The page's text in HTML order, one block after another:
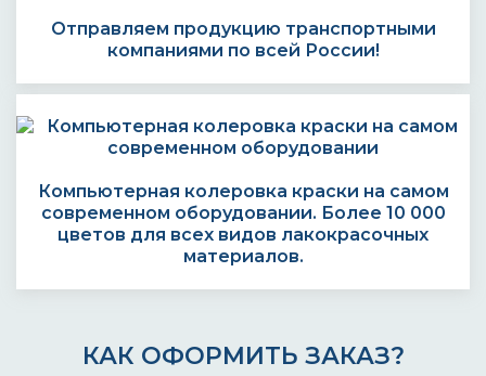
Отправляем продукцию транспортными
компаниями по всей России!
Компьютерная колеровка краски на самом
современном оборудовании. Более 10 000
цветов для всех видов лакокрасочных
материалов.
КАК ОФОРМИТЬ ЗАКАЗ?